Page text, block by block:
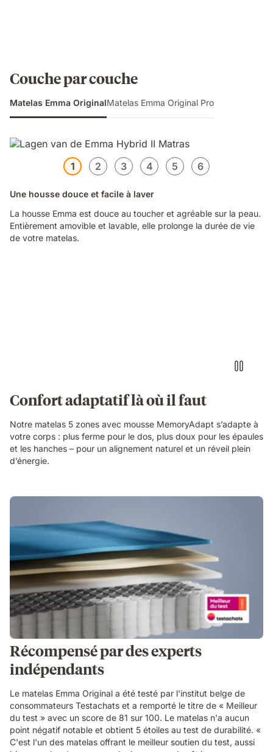
Couche par couche
Matelas Emma OriginalMatelas Emma Original Pro
1 2 3 4 5 6
Une housse douce et facile à laver
La housse Emma est douce au toucher et agréable sur la peau.
Entièrement amovible et lavable, elle prolonge la durée de vie
de votre matelas.
Confort adaptatif là où il faut
Notre matelas 5 zones avec mousse MemoryAdapt s’adapte à
votre corps : plus ferme pour le dos, plus doux pour les épaules
et les hanches – pour un alignement naturel et un réveil plein
d’énergie.
Récompensé par des experts
indépendants
Le matelas Emma Original a été testé par l'institut belge de
consommateurs Testachats et a remporté le titre de « Meilleur
du test » avec un score de 81 sur 100. Le matelas n'a aucun
point négatif notable et obtient 5 étoiles au test de durabilité. «
C'est l'un des matelas offrant le meilleur soutien du test, aussi